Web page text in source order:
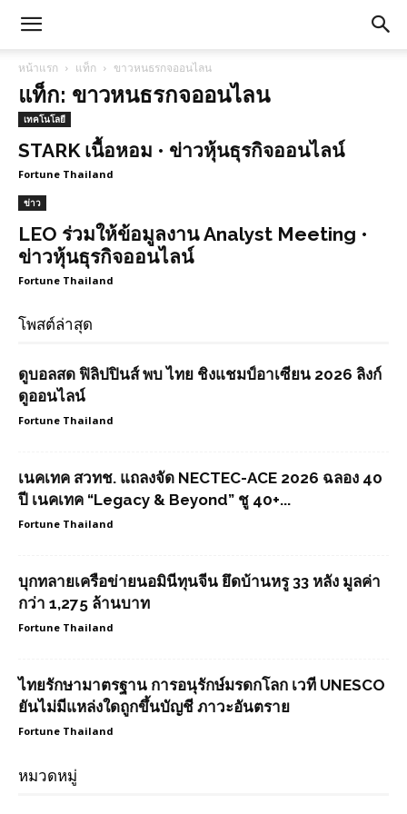
หน้าแรก แท็ก ขาวหนธรกจออนไลน
แท็ก: ขาวหนธรกจออนไลน
เทคโนโลยี
STARK เนื้อหอม • ข่าวหุ้นธุรกิจออนไลน์
Fortune Thailand
ข่าว
LEO ร่วมให้ข้อมูลงาน Analyst Meeting •
ข่าวหุ้นธุรกิจออนไลน์
Fortune Thailand
โพสต์ล่าสุด
ดูบอลสด ฟิลิปปินส์ พบ ไทย ชิงแชมป์อาเซียน 2026 ลิงก์
ดูออนไลน์
Fortune Thailand
เนคเทค สวทช. แถลงจัด NECTEC-ACE 2026 ฉลอง 40
ปี เนคเทค “Legacy & Beyond” ชู 40+...
Fortune Thailand
บุกทลายเครือข่ายนอมินีทุนจีน ยึดบ้านหรู 33 หลัง มูลค่า
กว่า 1,275 ล้านบาท
Fortune Thailand
ไทยรักษามาตรฐาน การอนุรักษ์มรดกโลก เวที UNESCO
ยันไม่มีแหล่งใดถูกขึ้นบัญชี ภาวะอันตราย
Fortune Thailand
หมวดหมู่